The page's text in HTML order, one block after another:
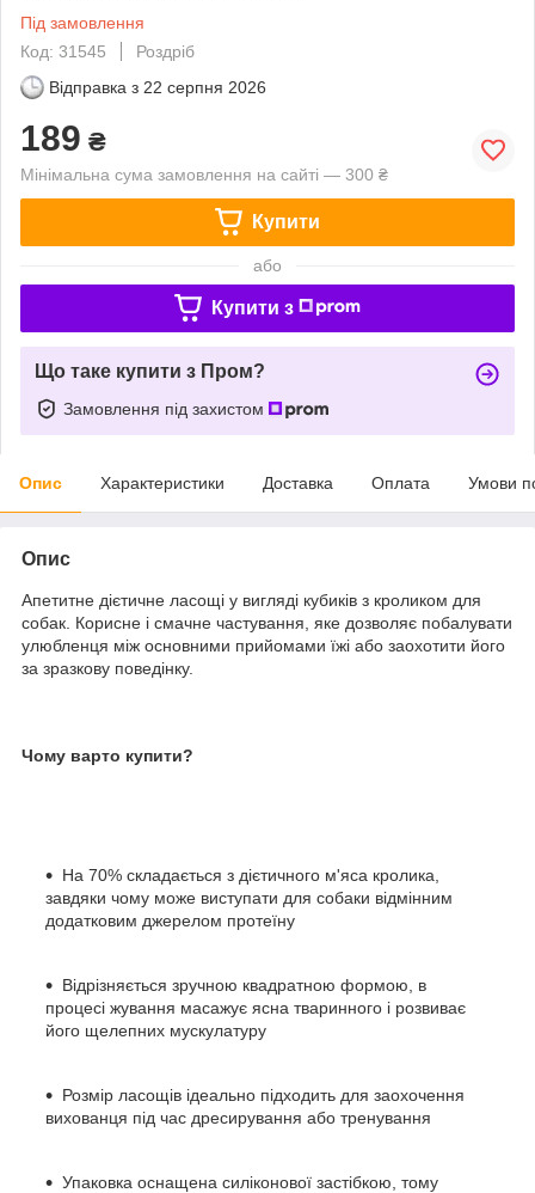
Під замовлення
Код: 31545
Роздріб
Відправка з 22 серпня 2026
189 ₴
Мінімальна сума замовлення на сайті — 300 ₴
Купити
або
Купити з
Що таке купити з Пром?
Замовлення під захистом
Опис Характеристики Доставка Оплата Умови
Опис
Апетитне дієтичне ласощі у вигляді кубиків з кроликом для
собак. Корисне і смачне частування, яке дозволяє побалувати
улюбленця між основними прийомами їжі або заохотити його
за зразкову поведінку.
Чому варто купити?
На 70% складається з дієтичного м'яса кролика,
завдяки чому може виступати для собаки відмінним
додатковим джерелом протеїну
Відрізняється зручною квадратною формою, в
процесі жування масажує ясна тваринного і розвиває
його щелепних мускулатуру
Розмір ласощів ідеально підходить для заохочення
вихованця під час дресирування або тренування
Упаковка оснащена силіконової застібкою, тому